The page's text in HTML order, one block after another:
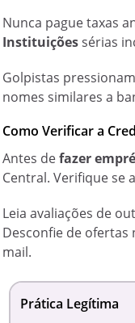
Nunca pague taxas
Instituiçõessérias
Golpistas
nomes similares a
Como Verificar a
Antes defazer
Central. Verifique se
Leia avaliações de
Desconfie de ofertas
mail.
Prática Legítima